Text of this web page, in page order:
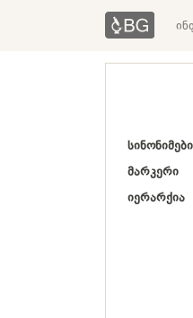
სინონიმები
მარკერი
იერარქია